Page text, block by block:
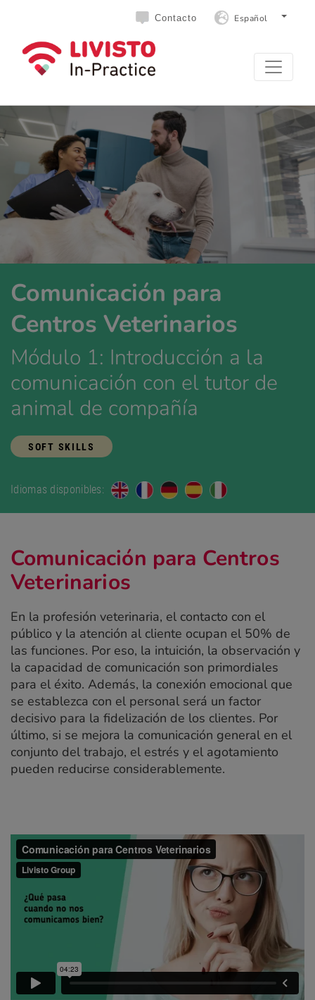
Contacto Español
Comunicación para
Centros Veterinarios
Módulo 1: Introducción a la
comunicación con el tutor de
animal de compañía
SOFT SKILLS
Idiomas disponibles:
Comunicación para Centros
Veterinarios
En la profesión veterinaria, el contacto con el
público y la atención al cliente ocupan el 50% de
las funciones. Por eso, la intuición, la observación y
la capacidad de comunicación son primordiales
para el éxito. Además, la conexión emocional que
se establezca con el personal será un factor
decisivo para la fidelización de los clientes. Por
último, si se mejora la comunicación general en el
conjunto del trabajo, el estrés y el agotamiento
pueden reducirse considerablemente.